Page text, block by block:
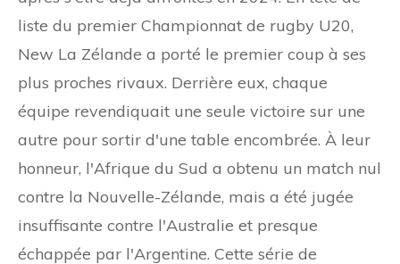
liste du premier Championnat de rugby U20,
New La Zélande a porté le premier coup à ses
plus proches rivaux. Derrière eux, chaque
équipe revendiquait une seule victoire sur une
autre pour sortir d'une table encombrée. À leur
honneur, l'Afrique du Sud a obtenu un match nul
contre la Nouvelle-Zélande, mais a été jugée
insuffisante contre l'Australie et presque
échappée par l'Argentine. Cette série de